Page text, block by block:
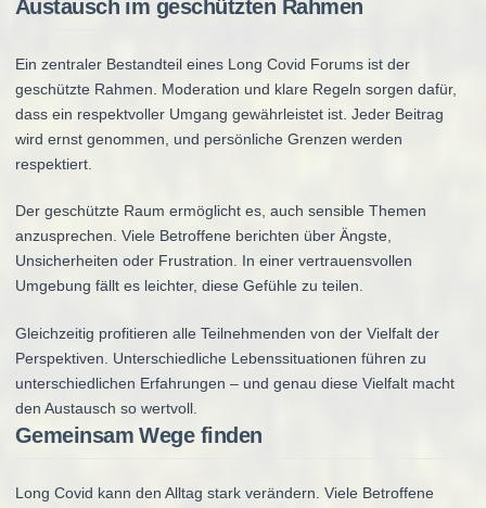
Austausch im geschützten Rahmen
Ein zentraler Bestandteil eines Long Covid Forums ist der
geschützte Rahmen. Moderation und klare Regeln sorgen dafür,
dass ein respektvoller Umgang gewährleistet ist. Jeder Beitrag
wird ernst genommen, und persönliche Grenzen werden
respektiert.
Der geschützte Raum ermöglicht es, auch sensible Themen
anzusprechen. Viele Betroffene berichten über Ängste,
Unsicherheiten oder Frustration. In einer vertrauensvollen
Umgebung fällt es leichter, diese Gefühle zu teilen.
Gleichzeitig profitieren alle Teilnehmenden von der Vielfalt der
Perspektiven. Unterschiedliche Lebenssituationen führen zu
unterschiedlichen Erfahrungen – und genau diese Vielfalt macht
den Austausch so wertvoll.
Gemeinsam Wege finden
Long Covid kann den Alltag stark verändern. Viele Betroffene